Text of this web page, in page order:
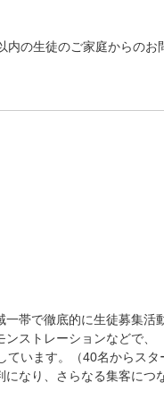
の生徒のご家庭からの
帯で徹底的に生徒募集活
ストレーションなどで、
います。（40名からスタ
なり、さらなる集客につ